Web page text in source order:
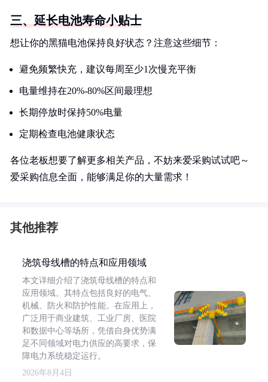
三、延长电池寿命小贴士
想让你的黑猫电池保持良好状态？注意这些细节：
避免频繁快充，建议每周至少1次慢充平衡
电量维持在20%-80%区间最理想
长期停放时保持50%电量
定期检查电池健康状态
各位老板想要了解更多相关产品，不妨来爱采购试试吧～
爱采购信息全面，能够满足你的大量需求！
其他推荐
浇筑母线槽的特点和应用领域
本文详细介绍了浇筑母线槽的特点和
应用领域。其特点包括良好的电气、
机械、防火和防护性能。在应用上，
广泛用于商业建筑、工业厂房、医院
和数据中心等场所，凭借自身优势满
足不同领域对电力供应的高要求，保
障电力系统稳定运行。
2026年8月4日